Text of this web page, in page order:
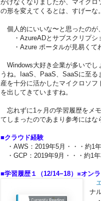
かけなくなりましたが、マイク
の形を変えてくるとは、すげーな。
個人的にいいな〜と思ったのが、
・AzureADとサブスクリプシ
・Azure ポータルが見易くてわ
Windows大好き企業が多いでし
うね。IaaS、PaaS、SaaSに至
産を十分に活かしたマイクロソ
を出してきていますね。
忘れずに1ヶ月の学習履歴をメ
てしまったのであまり参考にはな
■クラウド経験
・AWS：2019年5月・・・約1
・GCP：2019年9月・・・約1
■学習履歴１（12/14−18）※オンラ
ナ